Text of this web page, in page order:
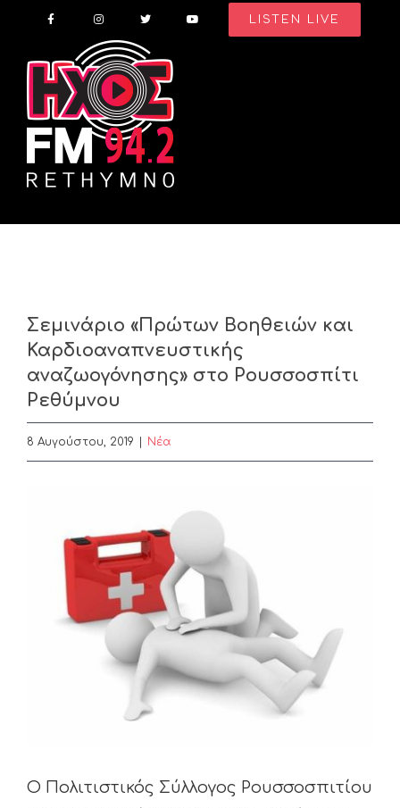
content
LISTEN LIVE
Σεμινάριο «Πρώτων Βοηθειών και
Καρδιοαναπνευστικής
αναζωογόνησης» στο Ρουσσοσπίτι
Ρεθύμνου
8 Αυγούστου, 2019 Nέα
Image
Ο Πολιτιστικός Σύλλογος Ρουσσοσπιτίου